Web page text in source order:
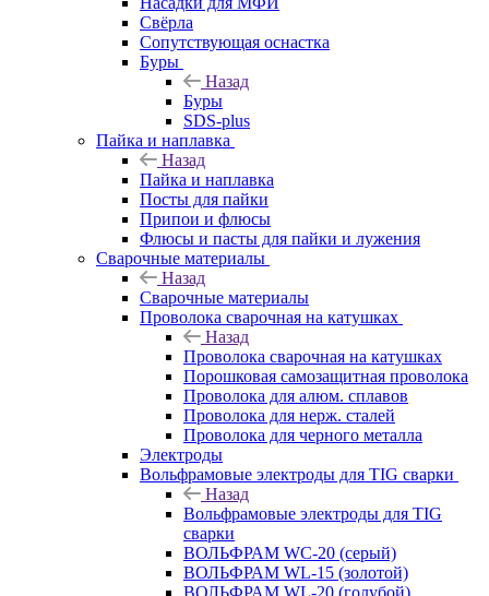
Свёрла
Сопутствующая оснастка
Буры
Назад
Буры
SDS-plus
Пайка и наплавка
Назад
Пайка и наплавка
Посты для пайки
Припои и флюсы
Флюсы и пасты для пайки и лужения
Сварочные материалы
Назад
Сварочные материалы
Проволока сварочная на катушках
Назад
Проволока сварочная на катушках
Порошковая самозащитная проволока
Проволока для алюм. сплавов
Проволока для нерж. сталей
Проволока для черного металла
Электроды
Вольфрамовые электроды для TIG сварки
Назад
Вольфрамовые электроды для TIG
сварки
ВОЛЬФРАМ WC-20 (серый)
ВОЛЬФРАМ WL-15 (золотой)
ВОЛЬФРАМ WL-20 (голубой)